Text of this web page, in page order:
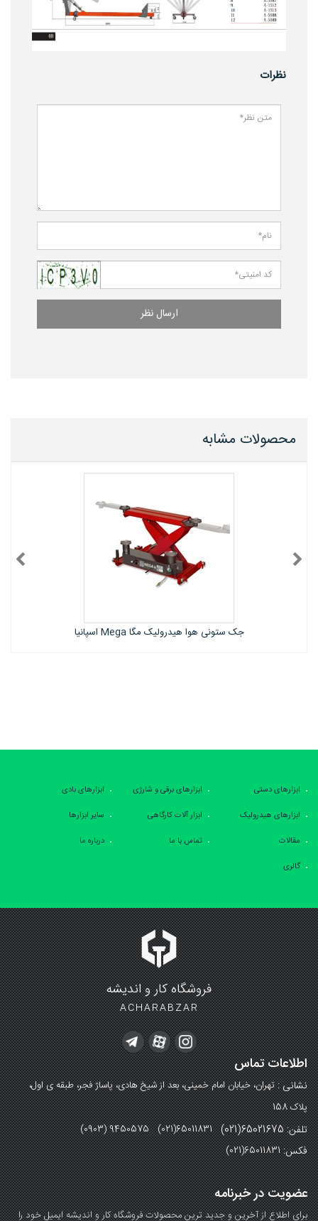
نظرات
ارسال نظر
محصولات مشابه
ست (کیت) تعمیر بدنه مگا Mega اسپانیا
ابزارهای دستی ابزارهای برقی و شارژی
ابزارهای بادی
ابزارهای هیدرولیک
ابزار آلات کارگاهی
سایر ابزارها
مقالات
تماس با ما
درباره ما
گالری
فروشگاه کار و اندیشه
ACHARABZAR
اطلاعات تماس
نشانی :تهران، خیابان امام خمینی، بعد از شیخ هادی، پاساژ فجر، طبقه ی اول،
پلاک 158
تلفن: 65021675(021) (0903) 9450575 (021)65011831
فکس:(021)65011831
عضویت در خبرنامه
برای اطلاع از آخرین و جدید ترین محصولات فروشگاه کار و اندیشه ایمیل خود را